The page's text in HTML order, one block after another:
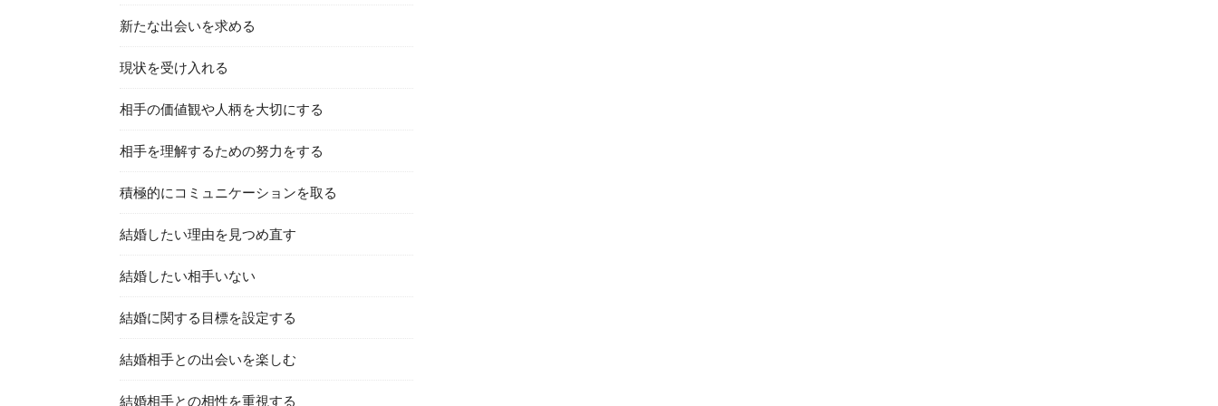
新たな出会いを求める
現状を受け入れる
相手の価値観や人柄を大切にする
相手を理解するための努力をする
積極的にコミュニケーションを取る
結婚したい理由を見つめ直す
結婚したい相手いない
結婚に関する目標を設定する
結婚相手との出会いを楽しむ
結婚相手との相性を重視する